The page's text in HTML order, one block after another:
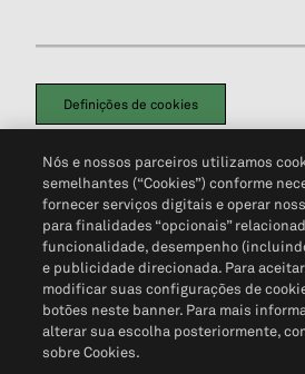
Definições de cookies
Política de PrivacidadePortal de privacidade
Não Venda Minhas Informações Pessoais©
Nós e nossos parceiros utilizamos
semelhantes (“Cookies”) conforme
fornecer serviços digitais e operar
para finalidades “opcionais”
funcionalidade, desempenho
e publicidade direcionada. Para
modificar suas configurações de
botões neste banner. Para mais
alterar sua escolha posteriormente,
sobre Cookies.